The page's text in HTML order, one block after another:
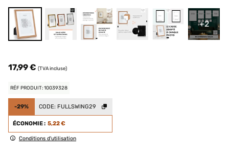
+2
17,99 € (TVA incluse)
RÉF PRODUIT: 10039328
-29% CODE: FULLSWING29
ÉCONOMIE : 5,22 €
Conditions d'utilisation